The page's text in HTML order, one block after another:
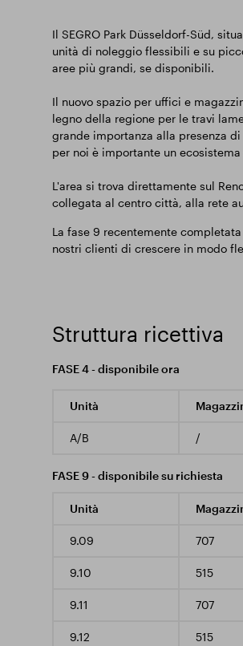
Il SEGRO Park Düsseldorf-Süd,
unità di noleggio flessibili e su
aree più grandi, se disponibili.
Il nuovo spazio per uffici e
legno della regione per le travi
grande importanza alla presenza
per noi è importante un
L'area si trova direttamente sul
collegata al centro città, alla rete
La fase 9 recentemente
nostri clienti di crescere in modo
Struttura ricettiva
FASE 4 - disponibile ora
Unità
A/B /
FASE 9 - disponibile su richiesta
Unità
9.09 707
9.10 515
9.11 707
9.12 515